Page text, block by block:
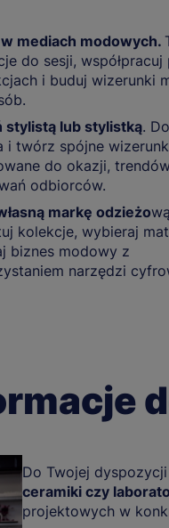
mediach modowych.
do sesji, współpracuj
i buduj wizerunki
stylistą lub stylistką.
i twórz spójne
do okazji,
odbiorców.
markę odzieżo
kolekcje, wybieraj
biznes modowy z
narzędzi
Do Twojej dyspozycji
ceramiki czy
projektowych w